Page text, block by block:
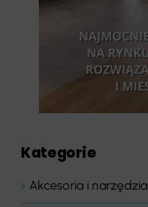
Kategorie
Akcesoria i narzędzia